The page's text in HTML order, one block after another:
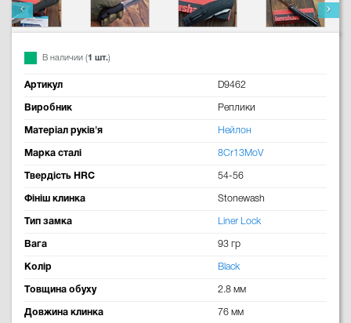
В наличии (1 шт.)
Артикул D9462
Виробник Реплики
Матеріал руків'я Нейлон
Марка сталі 8Cr13MoV
Твердість HRC 54-56
Фініш клинка Stonewash
Тип замка Liner Lock
Вага 93 гр
Колір Black
Товщина обуху 2.8 мм
Довжина клинка 76 мм